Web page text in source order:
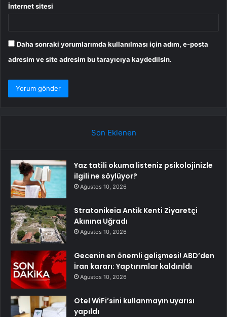
İnternet sitesi
Daha sonraki yorumlarımda kullanılması için adım, e-posta
adresim ve site adresim bu tarayıcıya kaydedilsin.
Son Eklenen
Yaz tatili okuma listeniz psikolojinizle
ilgili ne söylüyor?
Ağustos 10, 2026
Stratonikeia Antik Kenti Ziyaretçi
Akınına Uğradı
Ağustos 10, 2026
Gecenin en önemli gelişmesi! ABD’den
İran kararı: Yaptırımlar kaldırıldı
Ağustos 10, 2026
Otel WiFi’sini kullanmayın uyarısı
yapıldı